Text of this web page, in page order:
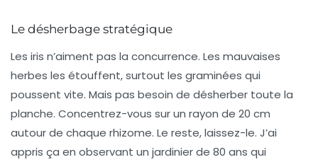
Le désherbage stratégique
Les iris n’aiment pas la concurrence. Les mauvaises
herbes les étouffent, surtout les graminées qui
poussent vite. Mais pas besoin de désherber toute la
planche. Concentrez-vous sur un rayon de 20 cm
autour de chaque rhizome. Le reste, laissez-le. J’ai
appris ça en observant un jardinier de 80 ans qui